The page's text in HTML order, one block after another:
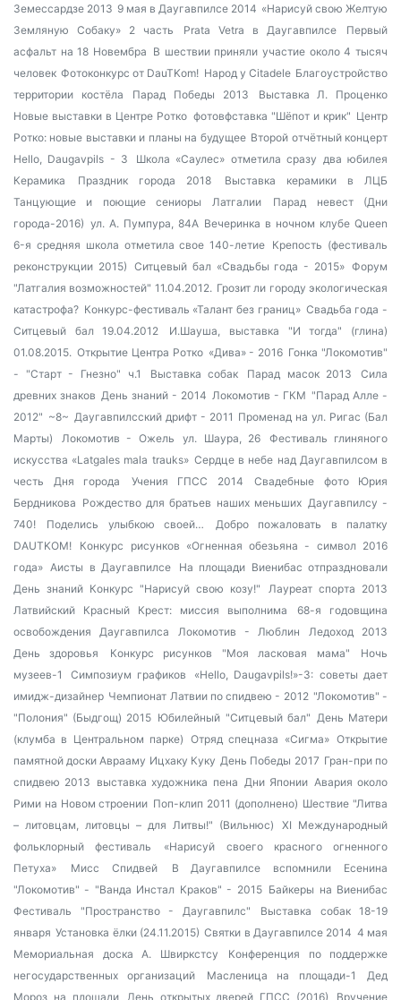
Земессардзе 2013 9 мая в Даугавпилсе 2014 «Нарисуй свою Желтую
Земляную Собаку» 2 часть
Prata Vetra в Даугавпилсе
Первый
асфальт на 18 Новембра В шествии приняли участие около 4 тысяч
человек Фотоконкурс от DauTKom! Народ у Citadele Благоустройство
территории костёла
Парад Победы 2013
Выставка Л. Проценко
Новые выставки в Центре Ротко фотовфставка "Шёпот и крик" Центр
Ротко: новые выставки и планы на будущее Второй отчётный концерт
Hello, Daugavpils - 3
Школа «Саулес» отметила сразу два юбилея
Керамика
Праздник города 2018
Выставка керамики в ЛЦБ
Танцующие и поющие сениоры Латгалии
Парад невест (Дни
города-2016) ул. А. Пумпура, 84А Вечеринка в ночном клубе Queen
6-я средняя школа отметила свое 140-летие Крепость (фестиваль
реконструкции 2015) Ситцевый бал «Свадьбы года - 2015» Форум
"Латгалия возможностей" 11.04.2012. Грозит ли городу экологическая
катастрофа? Конкурс-фестиваль «Талант без границ» Свадьба года -
Ситцевый бал 19.04.2012
И.Шауша, выставка "И тогда" (глина)
01.08.2015. Открытие Центра Ротко «Дива» - 2016 Гонка "Локомотив"
- "Старт - Гнезно" ч.1
Выставка собак Парад масок 2013
Сила
древних знаков День знаний - 2014 Локомотив - ГКМ "Парад Алле -
2012" ~8~ Даугавпилсский дрифт - 2011 Променад на ул. Ригас (Бал
Марты)
Локомотив - Ожель ул. Шаура, 26
Фестиваль глиняного
искусства «Latgales mala trauks» Сердце в небе над Даугавпилсом в
честь Дня города
Учения ГПСС 2014
Свадебные фото Юрия
Бердникова Рождество для братьев наших меньших Даугавпилсу -
740!
Поделись улыбкою своей…
Добро пожаловать в палатку
DAUTKOM!
Конкурс рисунков «Огненная обезьяна - символ 2016
года» Аисты в Даугавпилсе
На площади Виенибас отпраздновали
День знаний Конкурс "Нарисуй свою козу!"
Лауреат спорта 2013
Латвийский Красный Крест: миссия выполнима
68-я годовщина
освобождения Даугавпилса
Локомотив - Люблин
Ледоход 2013
День здоровья
Конкурс рисунков "Моя ласковая мама"
Ночь
музеев-1
Симпозиум графиков
«Hello, Daugavpils!»-3: советы дает
имидж-дизайнер Чемпионат Латвии по спидвею - 2012 "Локомотив" -
"Полония" (Быдгощ) 2015 Юбилейный "Ситцевый бал" День Матери
(клумба в Центральном парке)
Отряд спецназа «Сигма» Открытие
памятной доски Аврааму Ицхаку Куку День Победы 2017 Гран-при по
спидвею 2013 выставка художника пена Дни Японии Авария около
Рими на Новом строении Поп-клип 2011 (дополнено) Шествие "Литва
– литовцам, литовцы – для Литвы!" (Вильнюс)
XI Международный
фольклорный фестиваль
«Нарисуй своего красного огненного
Петуха»
Мисс Спидвей
В Даугавпилсе вспомнили Есенина
"Локомотив" - "Ванда Инстал Краков" - 2015 Байкеры на Виенибас
Фестиваль "Пространство - Даугавпилс"
Выставка собак 18-19
января Установка ёлки (24.11.2015) Святки в Даугавпилсе 2014 4 мая
Мемориальная доска А. Швиркстсу
Конференция по поддержке
негосударственных организаций
Масленица на площади-1
Дед
Мороз на площади
День открытых дверей ГПСС (2016) Вручение